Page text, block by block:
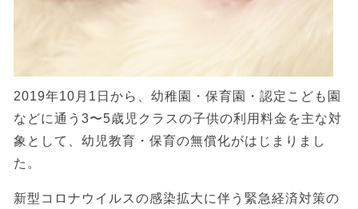
2019年10月1日から、幼稚園・保育園・認定こども園
などに通う3〜5歳児クラスの子供の利用料金を主な対
象として、幼児教育・保育の無償化がはじまりまし
た。
新型コロナウイルスの感染拡大に伴う緊急経済対策の